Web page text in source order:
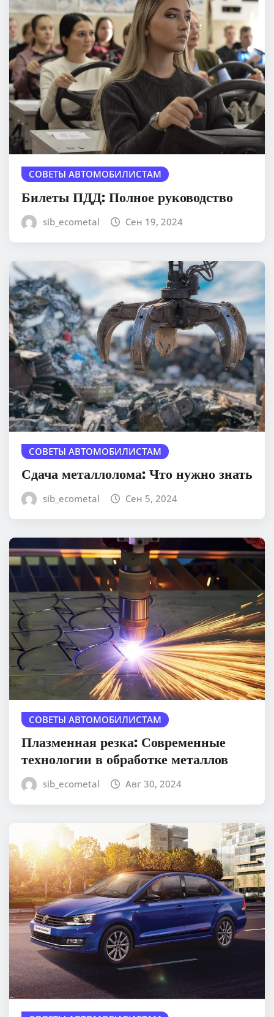
СОВЕТЫ АВТОМОБИЛИСТАМ
Билеты ПДД: Полное руководство
sib_ecometal Сен 19, 2024
СОВЕТЫ АВТОМОБИЛИСТАМ
Сдача металлолома: Что нужно знать
sib_ecometal Сен 5, 2024
СОВЕТЫ АВТОМОБИЛИСТАМ
Плазменная резка: Современные
технологии в обработке металлов
sib_ecometal Авг 30, 2024